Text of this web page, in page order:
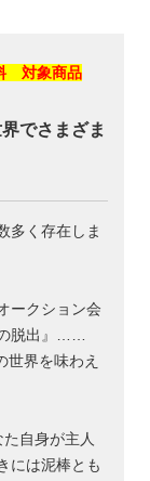
対象商品
でさまざま
多く存在しま
ークション会
脱出』……
世界を味わえ
自身が主人
には泥棒とも